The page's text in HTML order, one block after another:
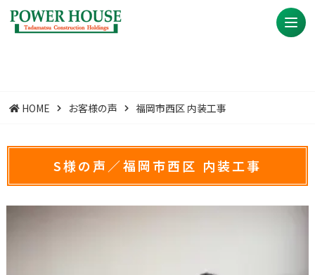
HOME お客様の声 福岡市西区 内装工事
S様の声／福岡市西区 内装工事